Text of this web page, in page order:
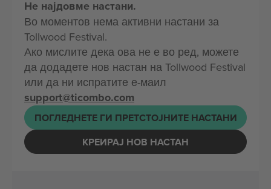
Не најдовме настани.
Во моментов нема активни настани за
Tollwood Festival.
Ако мислите дека ова не е во ред, можете
да додадете нов настан на Tollwood Festival
или да ни испратите е-маил
support@ticombo.com
ПОГЛЕДНЕТЕ ГИ ПРЕТСТОЈНИТЕ НАСТАНИ
КРЕИРАЈ НОВ НАСТАН